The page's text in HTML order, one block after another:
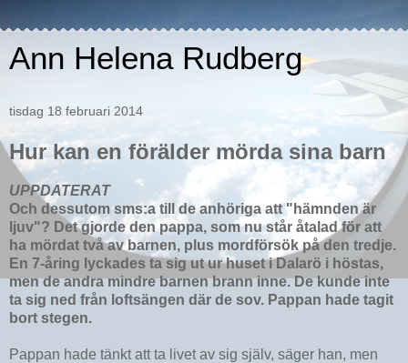
Ann Helena Rudberg
tisdag 18 februari 2014
Hur kan en förälder mörda sina barn
UPPDATERAT
Och dessutom sms:a till de anhöriga att "hämnden är
ljuv"? Det gjorde den pappa, som nu står åtalad för att
ha mördat två av barnen, plus mordförsök på den tredje.
En 7-åring lyckades ta sig ut ur huset i Dalarö i höstas,
men de andra mindre barnen brann inne. De kunde inte
ta sig ned från loftsängen där de sov. Pappan hade tagit
bort stegen.
Pappan hade tänkt att ta livet av sig själv, säger han, men